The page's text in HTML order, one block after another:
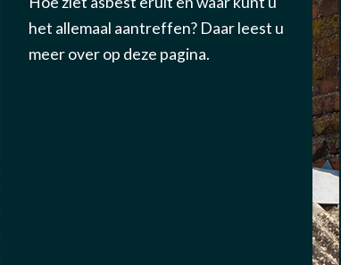
het allemaal aantreffen? Daar leest u
meer over op deze pagina.